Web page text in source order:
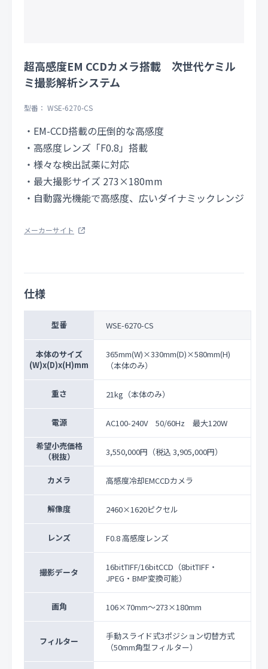
超高感度EM CCDカメラ搭載 次世代ケミル
ミ撮影解析システム
型番： WSE-6270-CS
・EM-CCD搭載の圧倒的な高感度
・高感度レンズ「F0.8」搭載
・様々な検出試薬に対応
・最大撮影サイズ 273×180mm
・自動露光機能で高感度、広いダイナミックレンジ
メーカーサイト
仕様
型番 WSE-6270-CS
本体のサイズ
(W)x(D)x(H)mm
365mm(W)×330mm(D)×580mm(H)
（本体のみ）
重さ 21kg（本体のみ）
電源
AC100-240V 50/60Hz 最大120W
希望小売価格
（税抜）
3,550,000円 （税込 3,905,000円）
カメラ 高感度冷却EMCCDカメラ
解像度 2460×1620ピクセル
レンズ F0.8 高感度レンズ
撮影データ
16bitTIFF/16bitCCD（8bitTIFF・
JPEG・BMP変換可能）
画角 106×70mm～273×180mm
フィルター
手動スライド式3ポジション切替方式
（50mm角型フィルター）